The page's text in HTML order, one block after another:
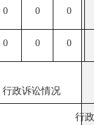
0 0 0
0 0 0
行政诉讼情况
行